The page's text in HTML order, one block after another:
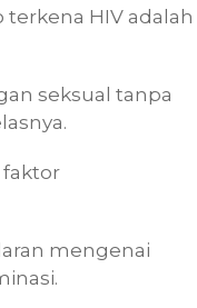
HIV adalah
seksual tanpa
faktor
mengenai